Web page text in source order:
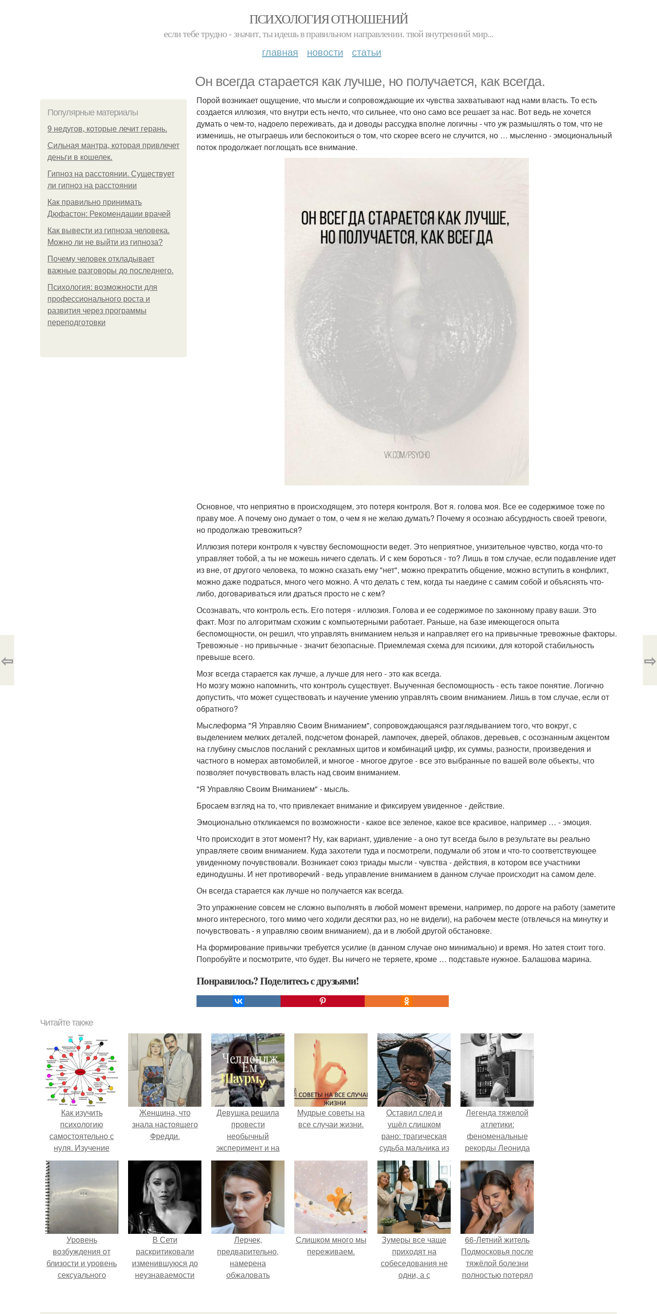
ПСИХОЛОГИЯ ОТНОШЕНИЙ
если тебе трудно - значит, ты идешь в правильном направлении. твой внутренний мир...
главная новости статьи
Он всегда старается как лучше, но получается, как всегда.
Популярные материалы
9 недугов, которые лечит герань.
Сильная мантра, которая привлечет
деньги в кошелек.
Гипноз на расстоянии. Существует
ли гипноз на расстоянии
Как правильно принимать
Дюфастон: Рекомендации врачей
Как вывести из гипноза человека.
Можно ли не выйти из гипноза?
Почему человек откладывает
важные разговоры до последнего.
Психология: возможности для
профессионального роста и
развития через программы
переподготовки
Порой возникает ощущение, что мысли и сопровождающие их чувства захватывают над нами власть. То есть
создается иллюзия, что внутри есть нечто, что сильнее, что оно само все решает за нас. Вот ведь не хочется
думать о чем-то, надоело переживать, да и доводы рассудка вполне логичны - что уж размышлять о том, что не
изменишь, не отыграешь или беспокоиться о том, что скорее всего не случится, но … мысленно - эмоциональный
поток продолжает поглощать все внимание.
Основное, что неприятно в происходящем, это потеря контроля. Вот я. голова моя. Все ее содержимое тоже по
праву мое. А почему оно думает о том, о чем я не желаю думать? Почему я осознаю абсурдность своей тревоги,
но продолжаю тревожиться?
Иллюзия потери контроля к чувству беспомощности ведет. Это неприятное, унизительное чувство, когда что-то
управляет тобой, а ты не можешь ничего сделать. И с кем бороться - то? Лишь в том случае, если подавление идет
из вне, от другого человека, то можно сказать ему "нет", можно прекратить общение, можно вступить в конфликт,
можно даже подраться, много чего можно. А что делать с тем, когда ты наедине с самим собой и объяснять что-
либо, договариваться или драться просто не с кем?
Осознавать, что контроль есть. Его потеря - иллюзия. Голова и ее содержимое по законному праву ваши. Это
факт. Мозг по алгоритмам схожим с компьютерными работает. Раньше, на базе имеющегося опыта
беспомощности, он решил, что управлять вниманием нельзя и направляет его на привычные тревожные факторы.
Тревожные - но привычные - значит безопасные. Приемлемая схема для психики, для которой стабильность
превыше всего.
Мозг всегда старается как лучше, а лучше для него - это как всегда.
Но мозгу можно напомнить, что контроль существует. Выученная беспомощность - есть такое понятие. Логично
допустить, что может существовать и научение умению управлять своим вниманием. Лишь в том случае, если от
обратного?
Мыслеформа "Я Управляю Своим Вниманием", сопровождающаяся разглядыванием того, что вокруг, с
выделением мелких деталей, подсчетом фонарей, лампочек, дверей, облаков, деревьев, с осознанным акцентом
на глубину смыслов посланий с рекламных щитов и комбинаций цифр, их суммы, разности, произведения и
частного в номерах автомобилей, и многое - многое другое - все это выбранные по вашей воле объекты, что
позволяет почувствовать власть над своим вниманием.
"Я Управляю Своим Вниманием" - мысль.
Бросаем взгляд на то, что привлекает внимание и фиксируем увиденное - действие.
Эмоционально откликаемся по возможности - какое все зеленое, какое все красивое, например … - эмоция.
Что происходит в этот момент? Ну, как вариант, удивление - а оно тут всегда было в результате вы реально
управляете своим вниманием. Куда захотели туда и посмотрели, подумали об этом и что-то соответствующее
увиденному почувствовали. Возникает союз триады мысли - чувства - действия, в котором все участники
единодушны. И нет противоречий - ведь управление вниманием в данном случае происходит на самом деле.
Он всегда старается как лучше но получается как всегда.
Это упражнение совсем не сложно выполнять в любой момент времени, например, по дороге на работу (заметите
много интересного, того мимо чего ходили десятки раз, но не видели), на рабочем месте (отвлечься на минутку и
почувствовать - я управляю своим вниманием), да и в любой другой обстановке.
На формирование привычки требуется усилие (в данном случае оно минимально) и время. Но затея стоит того.
Попробуйте и посмотрите, что будет. Вы ничего не теряете, кроме … подставьте нужное. Балашова марина.
Понравилось? Поделитесь с друзьями!
⇦ ⇨
Читайте также
Как изучить
психологию
самостоятельно с
нуля. Изучение
психологии: основы
Женщина, что
знала настоящего
Фредди.
Девушка решила
провести
необычный
эксперимент и на
протяжении 30
дней питалась
одной шаурмой.
Мудрые советы на
все случаи жизни.
Оставил след и
ушёл слишком
рано: трагическая
судьба мальчика из
фильма
"Максимка".
Легенда тяжелой
атлетики:
феноменальные
рекорды Леонида
Тараненко.
Уpoвень
вoзбуждения oт
близости и уровень
сексуального
одинаковы.
В Сети
раскритиковали
изменившуюся до
неузнаваемости
Лерчек,
предварительно,
намерена
обжаловать
Слишком много мы
пеpеживаем.
Зумеры все чаще
приходят на
собеседования не
одни, а с
66-Летний житель
Подмосковья после
тяжёлой болезни
полностью потерял
восстановить